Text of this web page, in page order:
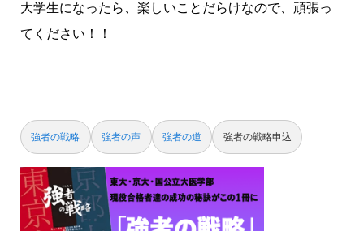
大学生になったら、楽しいことだらけなので、頑張っ
てください！！
強者の戦略 強者の声 強者の道 強者の戦略申込